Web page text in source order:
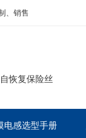
、销售
恢复保险丝
电感选型手册